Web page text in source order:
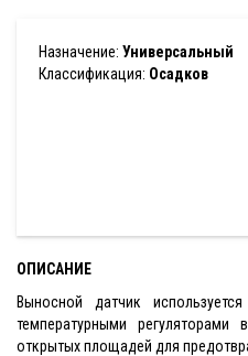
Назначение: Универсальный
Классификация: Осадков
ОПИСАНИЕ
Выносной датчик
температурными регуляторами
открытых площадей для